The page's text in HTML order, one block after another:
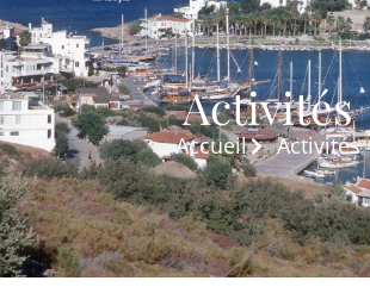
Activités
Accueil Activités